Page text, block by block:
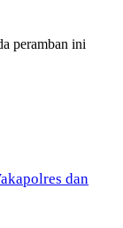
peramban ini
dan